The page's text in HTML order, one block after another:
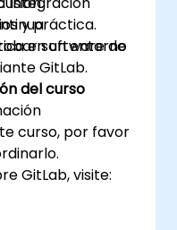
software de
GitLab.
y práctica.
en un entorno
del curso
curso, por favor
GitLab, visite: